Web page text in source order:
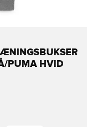
PUMA HVID